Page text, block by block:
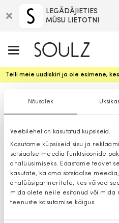
Nõusolek
Veebilehel on kasutatud küpsiseid.
Kasutame küpsiseid sisu ja
sotsiaalse meedia funktsioonide
analüüsimiseks. Edastame teavet
kasutate, ka oma sotsiaalse
analüüsipartneritele, kes võivad
mida olete neile esitanud või mida
teenuste kasutamise käigus.
LEGĀDĀJIETIES
MŪSU LIETOTNI
Telli meie uudiskiri ja ole esimene,
Sokid